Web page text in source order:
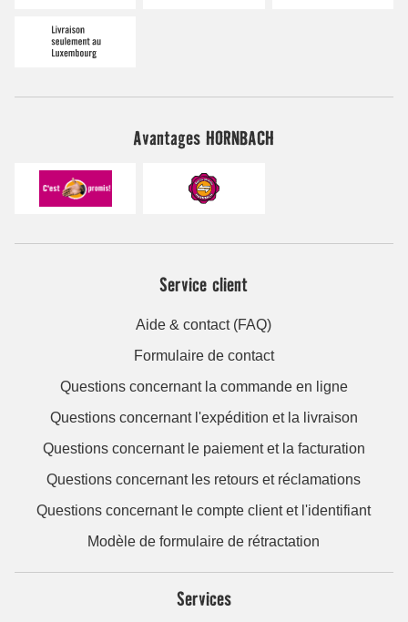
Avantages HORNBACH
Service client
Aide & contact (FAQ)
Formulaire de contact
Questions concernant la commande en ligne
Questions concernant l'expédition et la livraison
Questions concernant le paiement et la facturation
Questions concernant les retours et réclamations
Questions concernant le compte client et l'identifiant
Modèle de formulaire de rétractation
Services